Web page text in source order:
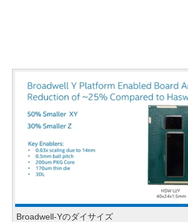
Broadwell-Yのダイサイズ